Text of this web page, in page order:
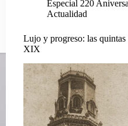
Especial 220
Actualidad
Lujo y progreso: las
XIX